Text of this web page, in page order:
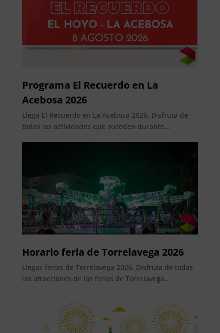
Programa El Recuerdo en La
Acebosa 2026
Llega El Recuerdo en La Acebosa 2026. Disfruta de
todas las actividades que suceden durante...
Horario feria de Torrelavega 2026
Llegas ferias de Torrelavega 2026. Disfruta de todas
las atracciones de las ferias de Torrelavega...